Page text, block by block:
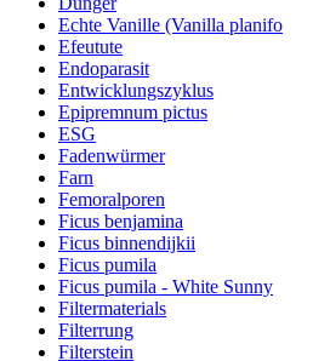
Echte Vanille (Vanilla planifo
Efeutute
Endoparasit
Entwicklungszyklus
Epipremnum pictus
ESG
Fadenwürmer
Farn
Femoralporen
Ficus benjamina
Ficus binnendijkii
Ficus pumila
Ficus pumila - White Sunny
Filtermaterials
Filterrung
Filterstein